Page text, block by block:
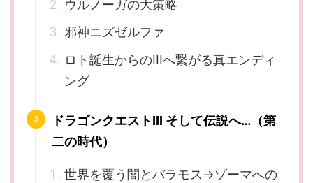
ウルノーガの大策略
邪神ニズゼルファ
ロト誕生からのIIIへ繋がる真エンディ
ング
ドラゴンクエストIII そして伝説へ…（第
二の時代）
世界を覆う闇とバラモス→ゾーマへの